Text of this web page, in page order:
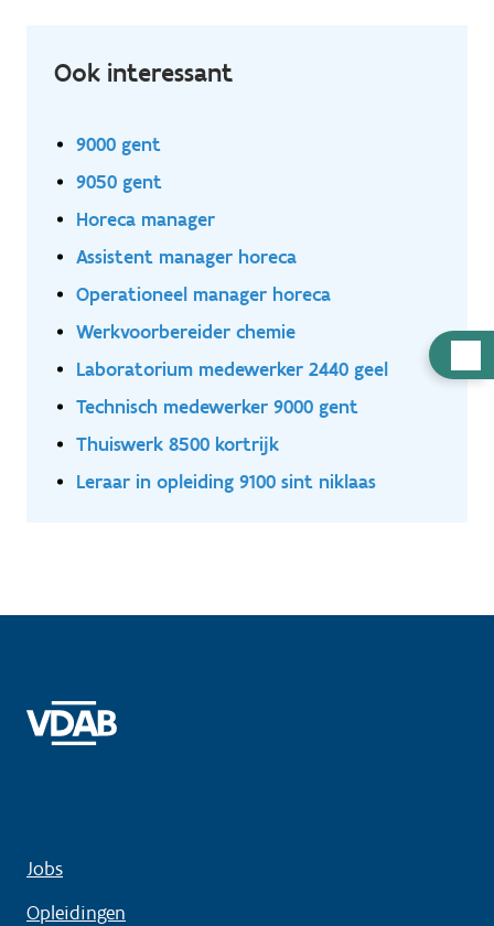
Ook interessant
9000 gent
9050 gent
Horeca manager
Assistent manager horeca
Operationeel manager horeca
Werkvoorbereider chemie
Laboratorium medewerker 2440 geel
Technisch medewerker 9000 gent
Thuiswerk 8500 kortrijk
Leraar in opleiding 9100 sint niklaas
Jobs
Opleidingen